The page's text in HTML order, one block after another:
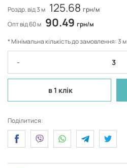
Роздр. від 3 м 125.68 грн/м
Опт від 60 м 90.49 грн/м
* Мінімальна кількість до замовлення: 3 м
-
в 1 клік
Поділитися: